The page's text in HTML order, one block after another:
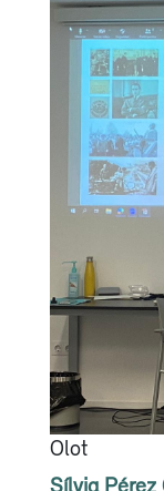
Olot
Sílvia Pérez